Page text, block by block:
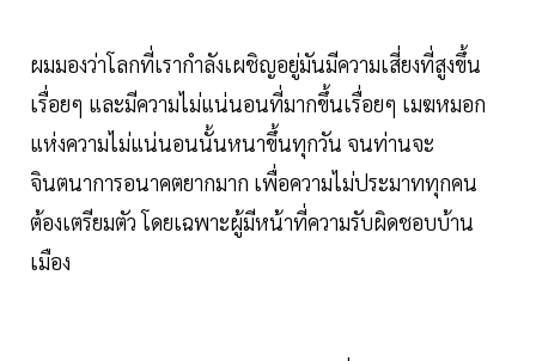
ผมมองว่าโลกที่เรากำลังเผชิญอยู่มันมีความเสี่ยงที่สูงขึ้น
เรื่อยๆ และมีความไม่แน่นอนที่มากขึ้นเรื่อยๆ เมฆหมอก
แห่งความไม่แน่นอนนั้นหนาขึ้นทุกวัน จนท่านจะ
จินตนาการอนาคตยากมาก เพื่อความไม่ประมาททุกคน
ต้องเตรียมตัว โดยเฉพาะผู้มีหน้าที่ความรับผิดชอบบ้าน
เมือง